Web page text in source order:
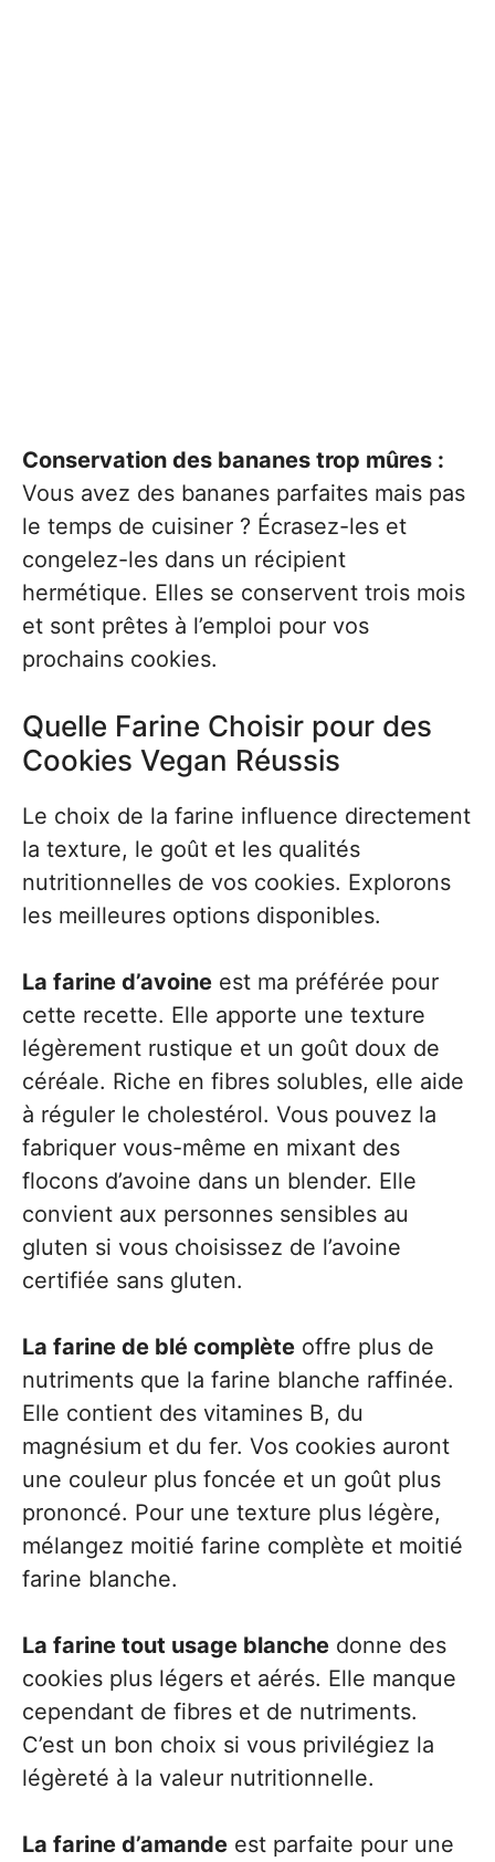
Conservation des bananes trop mûres :
Vous avez des bananes parfaites mais pas
le temps de cuisiner ? Écrasez-les et
congelez-les dans un récipient
hermétique. Elles se conservent trois mois
et sont prêtes à l’emploi pour vos
prochains cookies.
Quelle Farine Choisir pour des
Cookies Vegan Réussis
Le choix de la farine influence directement
la texture, le goût et les qualités
nutritionnelles de vos cookies. Explorons
les meilleures options disponibles.
La farine d’avoine est ma préférée pour
cette recette. Elle apporte une texture
légèrement rustique et un goût doux de
céréale. Riche en fibres solubles, elle aide
à réguler le cholestérol. Vous pouvez la
fabriquer vous-même en mixant des
flocons d’avoine dans un blender. Elle
convient aux personnes sensibles au
gluten si vous choisissez de l’avoine
certifiée sans gluten.
La farine de blé complète offre plus de
nutriments que la farine blanche raffinée.
Elle contient des vitamines B, du
magnésium et du fer. Vos cookies auront
une couleur plus foncée et un goût plus
prononcé. Pour une texture plus légère,
mélangez moitié farine complète et moitié
farine blanche.
La farine tout usage blanche donne des
cookies plus légers et aérés. Elle manque
cependant de fibres et de nutriments.
C’est un bon choix si vous privilégiez la
légèreté à la valeur nutritionnelle.
La farine d’amande est parfaite pour une